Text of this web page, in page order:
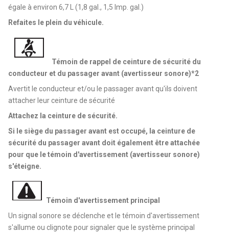
égale à environ 6,7 L (1,8 gal., 1,5 Imp. gal.)
Refaites le plein du véhicule.
Témoin de rappel de ceinture de sécurité du
conducteur et du passager avant (avertisseur sonore)*2
Avertit le conducteur et/ou le passager avant qu'ils doivent
attacher leur ceinture de sécurité
Attachez la ceinture de sécurité.
Si le siège du passager avant est occupé, la ceinture de
sécurité du passager avant doit également être attachée
pour que le témoin d'avertissement (avertisseur sonore)
s'éteigne.
Témoin d'avertissement principal
Un signal sonore se déclenche et le témoin d'avertissement
s'allume ou clignote pour signaler que le système principal